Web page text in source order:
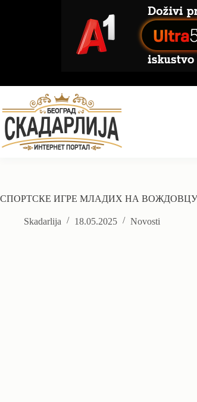
СПОРТСКЕ ИГРЕ МЛАДИХ НА ВОЖДОВЦУ
Skadarlija 18.05.2025 Novosti